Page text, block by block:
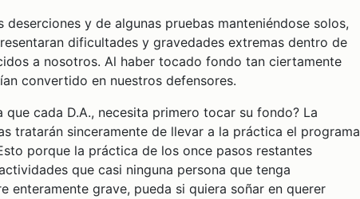
deserciones y de algunas pruebas manteniéndose solos,
dificultades y gravedades extremas dentro de
a nosotros. Al haber tocado fondo tan ciertamente
convertido en nuestros defensores.
cada D.A., necesita primero tocar su fondo? La
tratarán sinceramente de llevar a la práctica el programa
porque la práctica de los once pasos restantes
que casi ninguna persona que tenga
enteramente grave, pueda si quiera soñar en querer